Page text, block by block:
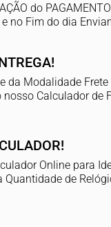
do
no Fim do dia
da Modalidade
Calculador de
Online para
Quantidade de